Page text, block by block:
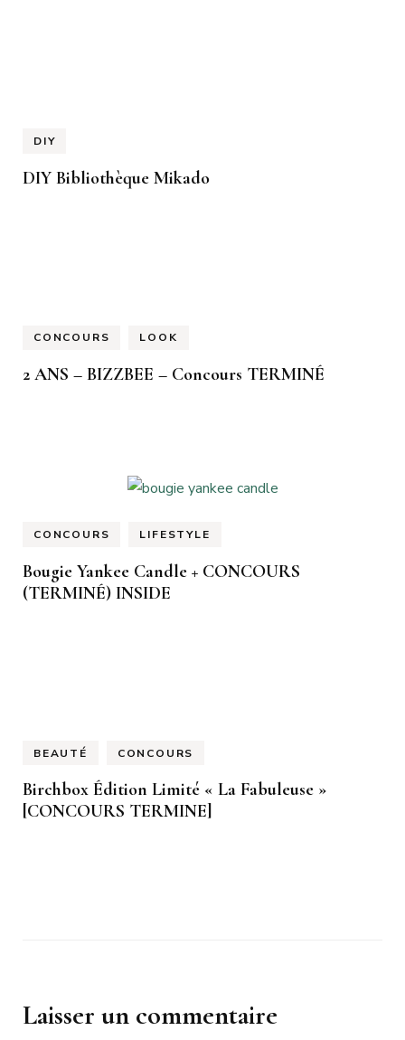
DIY
DIY Bibliothèque Mikado
CONCOURS LOOK
2 ANS – BIZZBEE – Concours TERMINÉ
CONCOURS LIFESTYLE
Bougie Yankee Candle + CONCOURS
(TERMINÉ) INSIDE
BEAUTÉ CONCOURS
Birchbox Édition Limité « La Fabuleuse »
[CONCOURS TERMINE]
Laisser un commentaire